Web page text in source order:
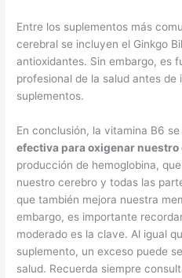
Entre los suplementos más
cerebral se incluyen el Ginkgo
antioxidantes. Sin embargo, es
profesional de la salud antes de
suplementos.
En conclusión, la vitamina B6
efectiva para oxigenar nuestro
producción de hemoglobina,
nuestro cerebro y todas las
que también mejora nuestra
embargo, es importante
moderado es la clave. Al igual
suplemento, un exceso puede
salud. Recuerda siempre